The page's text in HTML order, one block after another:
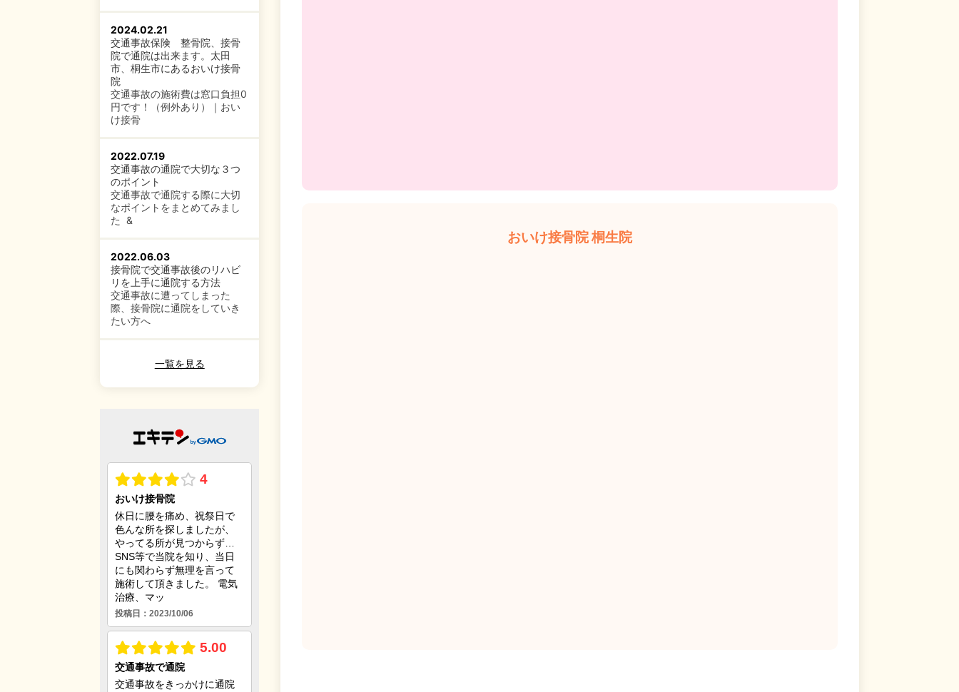
2024.02.21
交通事故保険 整骨院、接骨
院で通院は出来ます。太田
市、桐生市にあるおいけ接骨
院
交通事故の施術費は窓口負担0
円です！（例外あり）｜おい
け接骨
2022.07.19
交通事故の通院で大切な３つ
のポイント
交通事故で通院する際に大切
なポイントをまとめてみまし
た &
2022.06.03
接骨院で交通事故後のリハビ
リを上手に通院する方法
交通事故に遭ってしまった
際、接骨院に通院をしていき
たい方へ
一覧を見る
おいけ接骨院 桐生院